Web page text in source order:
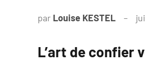
par Louise KESTEL
L’art de confier